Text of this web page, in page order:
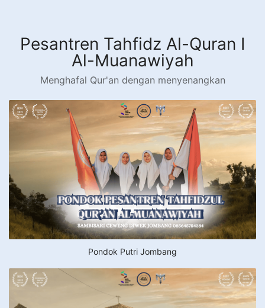
kontenPesantren Tahfidz Al-Quran I
Al-Muanawiyah
Menghafal Qur'an dengan menyenangkan
Pondok Putri Jombang